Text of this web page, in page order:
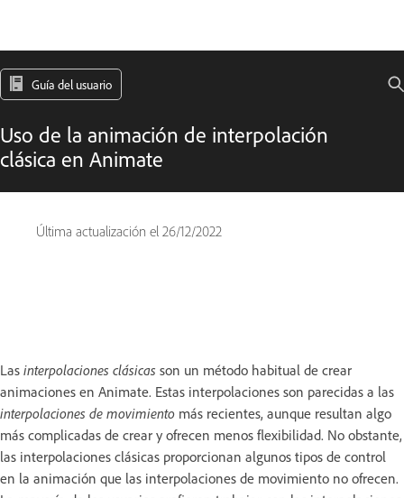
Guía del usuario
Uso de la animación de interpolación
clásica en Animate
Última actualización el 26/12/2022
Las interpolaciones clásicas son un método habitual de crear
animaciones en Animate. Estas interpolaciones son parecidas a las
interpolaciones de movimiento más recientes, aunque resultan algo
más complicadas de crear y ofrecen menos flexibilidad. No obstante,
las interpolaciones clásicas proporcionan algunos tipos de control
en la animación que las interpolaciones de movimiento no ofrecen.